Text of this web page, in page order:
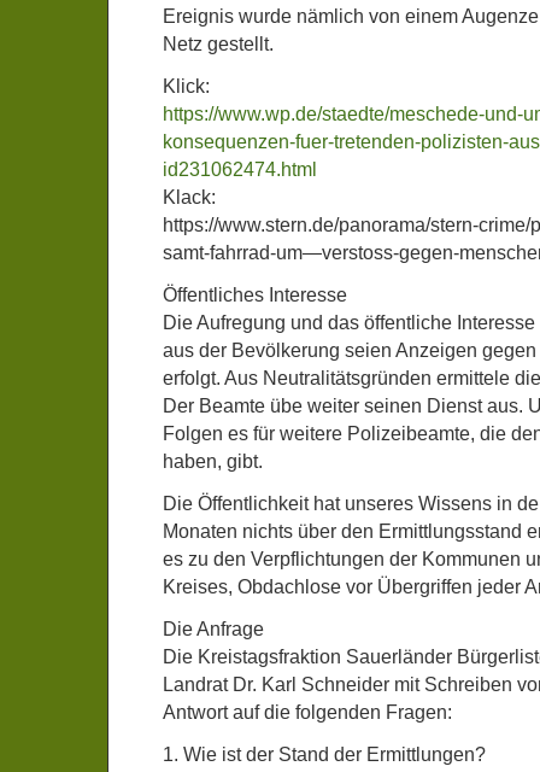
Ereignis wurde nämlich von einem
Netz gestellt.
Klick:
https://www.wp.de/staedte/meschede-und-
konsequenzen-fuer-tretenden-polizisten-
id231062474.html
Klack:
https://www.stern.de/panorama/stern-
samt-fahrrad-um—verstoss-gegen-
Öffentliches Interesse
Die Aufregung und das öffentliche
aus der Bevölkerung seien Anzeigen
erfolgt. Aus Neutralitätsgründen ermittele
Der Beamte übe weiter seinen Dienst aus.
Folgen es für weitere Polizeibeamte, die
haben, gibt.
Die Öffentlichkeit hat unseres Wissens in
Monaten nichts über den Ermittlungsstand
es zu den Verpflichtungen der Kommunen
Kreises, Obdachlose vor Übergriffen jeder
Die Anfrage
Die Kreistagsfraktion Sauerländer
Landrat Dr. Karl Schneider mit Schreiben
Antwort auf die folgenden Fragen:
1. Wie ist der Stand der Ermittlungen?